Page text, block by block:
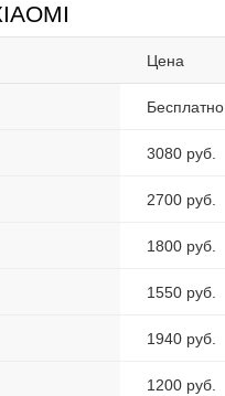
Цена
Бесплатно
3080 руб.
2700 руб.
1800 руб.
1550 руб.
1940 руб.
1200 руб.